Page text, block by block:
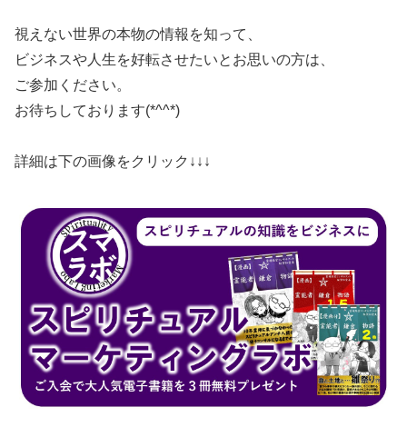
​視えない世界の本物の情報を知って、
​ビジネスや人生を好転させたいとお思いの方は、
​ご参加ください。
​お待ちしております(*^^*)
​詳細は下の画像をクリック↓↓↓